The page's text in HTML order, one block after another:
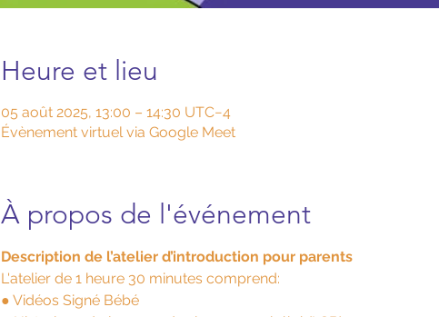
Heure et lieu
05 août 2025, 13:00 – 14:30 UTC−4
Évènement virtuel via Google Meet
À propos de l'événement
Description de l’atelier d’introduction pour parents
L'atelier de 1 heure 30 minutes comprend:
● Vidéos Signé Bébé